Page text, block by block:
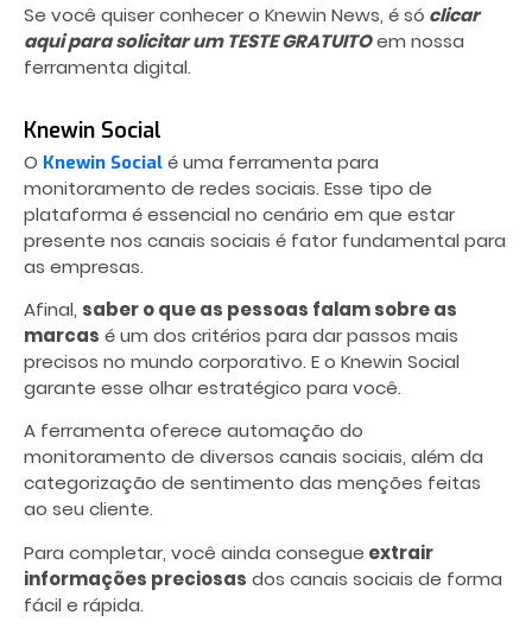
Se você quiser conhecer o Knewin News, é só clicar
aqui para solicitar um TESTE GRATUITOem nossa
ferramenta digital.
Knewin Social
O Knewin Social é uma ferramenta para
monitoramento de redes sociais. Esse tipo de
plataforma é essencial no cenário em que estar
presente nos canais sociais é fator fundamental para
as empresas.
Afinal, saber o que as pessoas falam sobre as
marcas é um dos critérios para dar passos mais
precisos no mundo corporativo. E o Knewin Social
garante esse olhar estratégico para você.
A ferramenta oferece automação do
monitoramento de diversos canais sociais, além da
categorização de sentimento das menções feitas
ao seu cliente.
Para completar, você ainda consegue extrair
informações preciosas dos canais sociais de forma
fácil e rápida.